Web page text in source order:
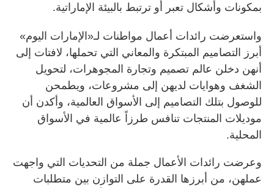
بمكونات وأشكال تعبر أو ترتبط بالبيئة الإماراتية.
واستعرضت رائدات أعمال مواطنات لـ«الإمارات اليوم»
أبرز التصاميم المبتكرة والمعاني التي تحملها، لافتات إلى
أنهن دخلن عالم تصميم وتجارة المجوهرات، لتحويل
الشغف وهوايات لديهن إلى مشروعات، ويطمحن
للوصول بتلك التصاميم إلى الأسواق العالمية، وأكدن أن
موديلات المنتجات تنافس طرزاً عالمية في الأسواق
المحلية.
وعرضت رائدات الأعمال جملة من التحديات التي واجهت
عملهن، من أبرزها القدرة على التوازن بين متطلبات